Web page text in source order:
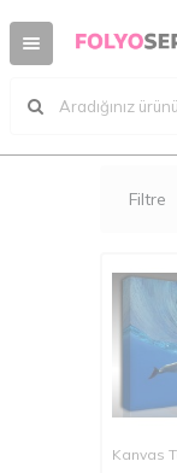
Filtre
Kanvas